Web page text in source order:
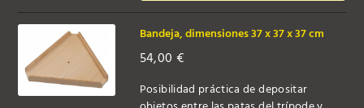
Bandeja, dimensiones 37 x 37 x 37 cm
54,00 €
Posibilidad práctica de depositar